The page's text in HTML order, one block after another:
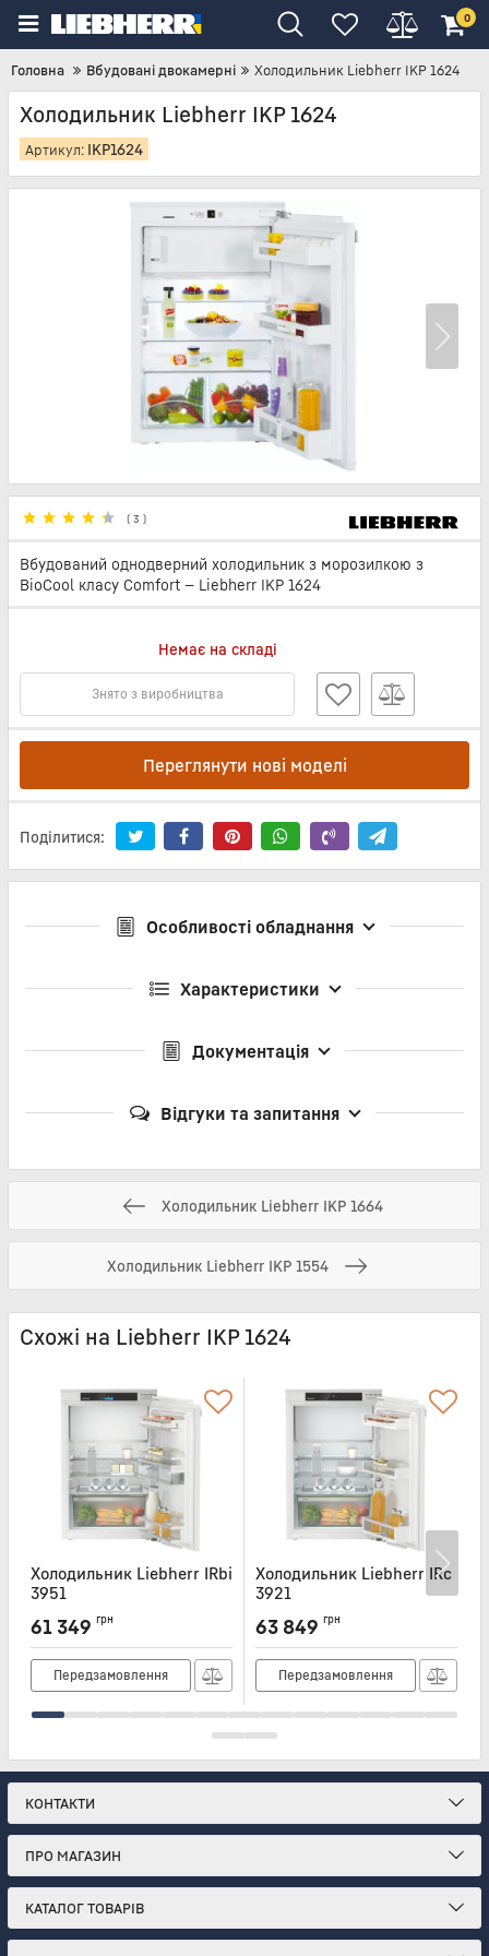
0
Головна Вбудовані двокамерні Холодильник Liebherr IKP 1624
Холодильник Liebherr IKP 1624
Артикул: IKP1624
( 3 )
Вбудований однодверний холодильник з морозилкою з
BioCool класу Comfort — Liebherr IKP 1624
Немає на складі
Знято з виробництва
Переглянути нові моделі
Поділитися:
Особливості обладнання
Характеристики
Документація
Відгуки та запитання
Холодильник Liebherr IKP 1664
Холодильник Liebherr IKP 1554
Схожі на Liebherr IKP 1624
Холодильник Liebherr IRbi
3951
IRBI3951
61 349 грн
Передзамовлення
Холодильник Liebherr IRc
3921
IRC3921
63 849 грн
Передзамовлення
КОНТАКТИ
ПРО МАГАЗИН
КАТАЛОГ ТОВАРІВ